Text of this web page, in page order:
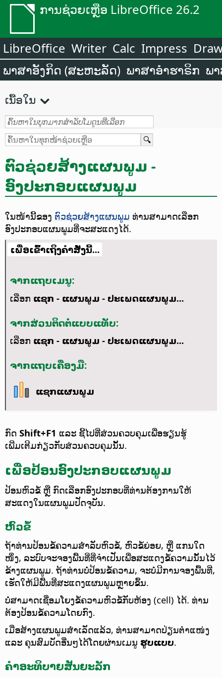
ການຊ່ວຍເຫຼືອ LibreOffice 26.2
LibreOffice Writer Calc Impress
ພາສາອັງກິດ (ສະຫະລັດ) ພາສາອຳຮາຣິກ ພ
ເນື້ອໃນ
ຕົວຊ່ວຍສ້າງແຜນພູມ -
ອົງປະກອບແຜນພູມ
ໃນໜ້ານີ້ຂອງ ຕົວຊ່ວຍສ້າງແຜນພູມ ທ່ານສາມາດເລືອກ
ອົງປະກອບແຜນພູມທີ່ຈະສະແດງໄດ້.
ເພື່ອເຂົ້າເຖິງຄຳສັ່ງນີ້...
ຈາກແຖບເມນູ:
ເລືອກ ແຊກ - ແຜນພູມ - ປະເພດແຜນພູມ...
ຈາກສ່ວນຕິດຕໍ່ແບບແທັບ:
ເລືອກ ແຊກ - ແຜນພູມ - ປະເພດແຜນພູມ...
ຈາກແຖບເຄື່ອງມື:
ແຊກແຜນພູມ
ກົດ Shift+F1 ແລະ ຊີ້ໄປທີ່ສ່ວນຄວບຄຸມເພື່ອຮຽນຮູ້
ເພີ່ມເຕີມກ່ຽວກັບສ່ວນຄວບຄຸມນັ້ນ.
ເພື່ອປ້ອນອົງປະກອບແຜນພູມ
ປ້ອນຫົວຂໍ້ ຫຼື ກົດເລືອກອົງປະກອບທີ່ທ່ານຕ້ອງການໃຫ້
ສະແດງໃນແຜນພູມປັດຈຸບັນ.
ຫົວຂໍ້
ຖ້າທ່ານປ້ອນຂໍ້ຄວາມສຳລັບຫົວຂໍ້, ຫົວຂໍ້ຍ່ອຍ, ຫຼື ແກນໃດ
ໜຶ່ງ, ລະບົບຈະຈອງພື້ນທີ່ທີ່ຈຳເປັນເພື່ອສະແດງຂໍ້ຄວາມນັ້ນໄວ້
ຂ້າງແຜນພູມ. ຖ້າທ່ານບໍ່ປ້ອນຂໍ້ຄວາມ, ຈະບໍ່ມີການຈອງພື້ນທີ່,
ເຮັດໃຫ້ມີພື້ນທີ່ສະແດງແຜນພູມຫຼາຍຂຶ້ນ.
ບໍ່ສາມາດເຊື່ອມໂຍງຂໍ້ຄວາມຫົວຂໍ້ກັບຫ້ອງ (cell) ໄດ້. ທ່ານ
ຕ້ອງປ້ອນຂໍ້ຄວາມໂດຍກົງ.
ເມື່ອສ້າງແຜນພູມສຳເລັດແລ້ວ, ທ່ານສາມາດປ່ຽນຕຳແໜ່ງ
ແລະ ຄຸນສົມບັດອື່ນໆໄດ້ໂດຍຜ່ານເມນູ ຮູບແບບ.
ຄຳອະທິບາຍສັນຍະລັກ